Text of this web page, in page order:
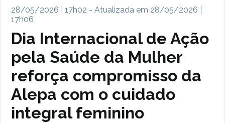
28/05/2026 | 17h02 - Atualizada em 28/05/2026 |
17h06
Dia Internacional de Ação
pela Saúde da Mulher
reforça compromisso da
Alepa com o cuidado
integral feminino